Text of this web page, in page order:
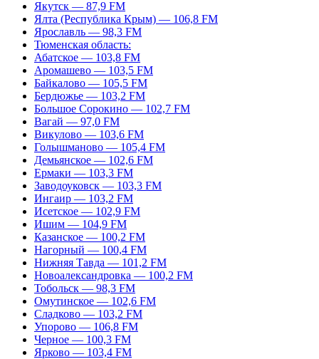
Якутск — 87,9 FM
Ялта (Республика Крым) — 106,8 FM
Ярославль — 98,3 FM
Тюменская область:
Абатское — 103,8 FM
Аромашево — 103,5 FM
Байкалово — 105,5 FM
Бердюжье — 103,2 FM
Большое Сорокино — 102,7 FM
Вагай — 97,0 FM
Викулово — 103,6 FM
Голышманово — 105,4 FM
Демьянское — 102,6 FM
Ермаки — 103,3 FM
Заводоуковск — 103,3 FM
Ингаир — 103,2 FM
Исетское — 102,9 FM
Ишим — 104,9 FM
Казанское — 100,2 FM
Нагорный — 100,4 FM
Нижняя Тавда — 101,2 FM
Новоалександровка — 100,2 FM
Тобольск — 98,3 FM
Омутинское — 102,6 FM
Сладково — 103,2 FM
Упорово — 106,8 FM
Черное — 100,3 FM
Ярково — 103,4 FM